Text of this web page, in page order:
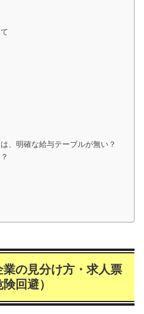
、明確な給与テーブルが無い？
業の見分け方・求人票
回避）